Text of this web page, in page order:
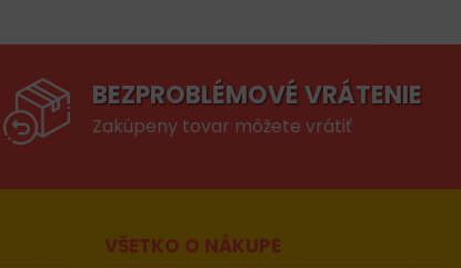
BEZPROBLÉMOVÉ VRÁTENIE
Zakúpeny tovar môžete vrátiť
VŠETKO O NÁKUPE